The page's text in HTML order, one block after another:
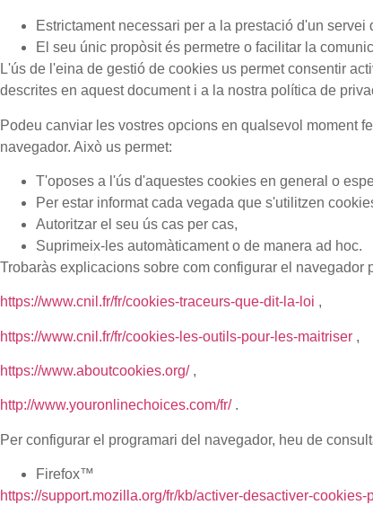
Estrictament necessari per a la prestació d'un
El seu únic propòsit és permetre o facilitar la
L'ús de l'eina de gestió de cookies us permet consentir
descrites en aquest document i a la nostra política de
Podeu canviar les vostres opcions en qualsevol moment
navegador. Això us permet:
T'oposes a l'ús d'aquestes cookies en general o
Per estar informat cada vegada que s'utilitzen
Autoritzar el seu ús cas per cas,
Suprimeix-les automàticament o de manera ad hoc.
Trobaràs explicacions sobre com configurar el navegador
https://www.cnil.fr/fr/cookies-traceurs-que-dit-la-loi ,
https://www.cnil.fr/fr/cookies-les-outils-pour-les-maitriser ,
https://www.aboutcookies.org/,
http://www.youronlinechoices.com/fr/ .
Per configurar el programari del navegador, heu de
Firefox™
https://support.mozilla.org/fr/kb/activer-desactiver-cookies-